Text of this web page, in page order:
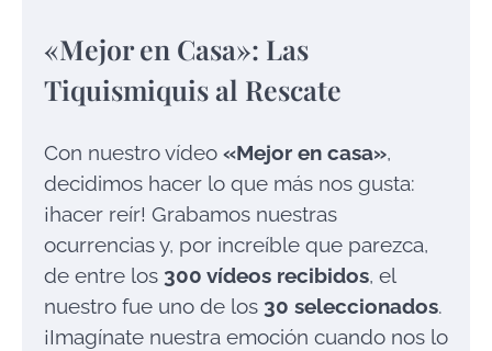
«Mejor en Casa»: Las
Tiquismiquis al Rescate
Con nuestro vídeo «Mejor en casa»,
decidimos hacer lo que más nos gusta:
¡hacer reír! Grabamos nuestras
ocurrencias y, por increíble que parezca,
de entre los 300 vídeos recibidos, el
nuestro fue uno de los 30 seleccionados.
¡Imagínate nuestra emoción cuando nos lo